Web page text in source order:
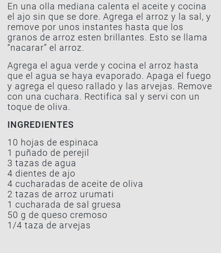
En una olla mediana calenta el aceite y cocina
el ajo sin que se dore. Agrega el arroz y la sal, y
remove por unos instantes hasta que los
granos de arroz esten brillantes. Esto se llama
“nacarar” el arroz.
Agrega el agua verde y cocina el arroz hasta
que el agua se haya evaporado. Apaga el fuego
y agrega el queso rallado y las arvejas. Remove
con una cuchara. Rectifica sal y servi con un
toque de oliva.
INGREDIENTES
10 hojas de espinaca
1 puñado de perejil
3 tazas de agua
4 dientes de ajo
4 cucharadas de aceite de oliva
2 tazas de arroz urumati
1 cucharada de sal gruesa
50 g de queso cremoso
1/4 taza de arvejas